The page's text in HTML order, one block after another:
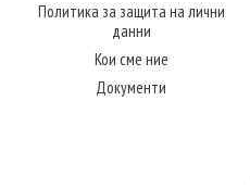
Политика за защита на лични
данни
Кои сме ние
Документи